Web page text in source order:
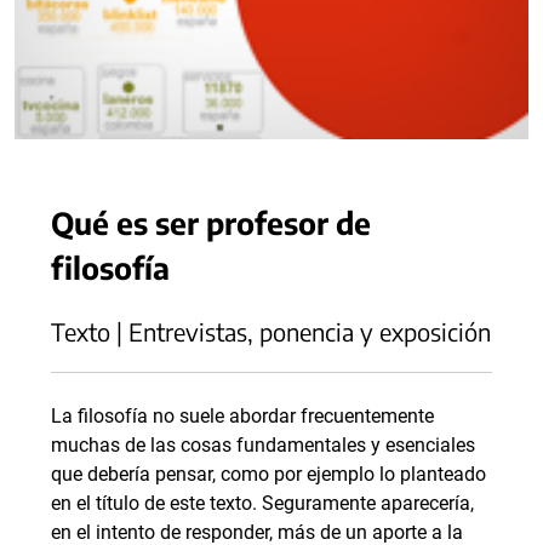
Qué es ser profesor de
filosofía
Texto | Entrevistas, ponencia y exposición
La filosofía no suele abordar frecuentemente
muchas de las cosas fundamentales y esenciales
que debería pensar, como por ejemplo lo planteado
en el título de este texto. Seguramente aparecería,
en el intento de responder, más de un aporte a la